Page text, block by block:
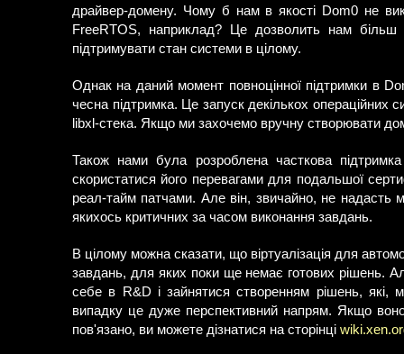
драйвер-домену. Чому б нам в якості Dom0 не
FreeRTOS, наприклад? Це дозволить нам більш
підтримувати стан системи в цілому.
Однак на даний момент повноцінної підтримки в
чесна підтримка. Це запуск декількох
libxl-стека. Якщо ми захочемо вручну створювати
Також нами була розроблена часткова
скористатися його перевагами для подальшої
реал-тайм патчами. Але він, звичайно, не надасть
якихось критичних за часом виконання завдань.
В цілому можна сказати, що віртуалізація для
завдань, для яких поки ще немає готових рішень.
себе в R&D і зайнятися створенням рішень, які,
випадку це дуже перспективний напрям. Якщо
пов'язано, ви можете дізнатися на сторінці